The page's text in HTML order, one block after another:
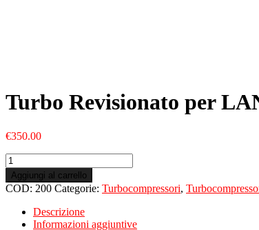
Turbo Revisionato per
€350.00
Turbo
Revisionato
per
LANCIAMusa
Aggiungi al carrello
COD: 200 Categorie: Turbocompressori,
Descrizione
Informazioni aggiuntive